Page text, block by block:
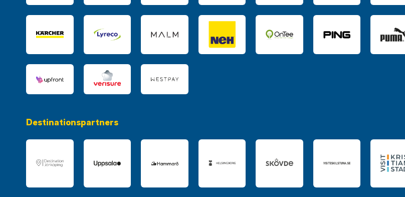
Destinationspartners